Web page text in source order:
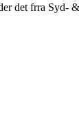
det frra Syd-